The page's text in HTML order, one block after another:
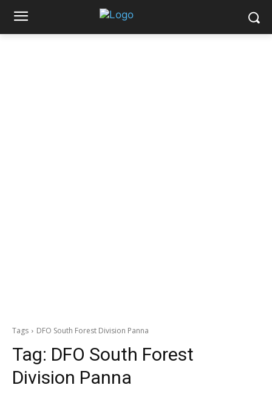
Tags DFO South Forest Division Panna
Tag: DFO South Forest
Division Panna